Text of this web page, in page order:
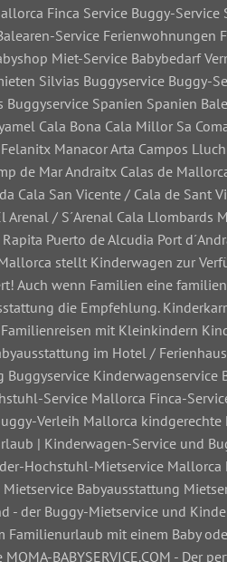
Finca Service Buggy-
Service Ferienwohnungen
Miet-Service Babybedarf
Silvias Buggyservice Buggy-
Spanien Spanien
Cala Bona Cala Millor Sa
Manacor Arta Campos
de Mar Andraitx Calas de
Cala San Vicente / Cala de Sant
Arenal / S´Arenal Cala
Puerto de Alcudia Port
stellt Kinderwagen zur
Auch wenn Familien eine
die Empfehlung.
mit Kleinkindern
im Hotel /
Kinderwagenservice
Service Mallorca Finca-
Verleih Mallorca kindgerechte
| Kinderwagen-Service und
Hochstuhl-Mietservice
Babyausstattung
- der Buggy-Mietservice und
Familienurlaub mit einem Baby
BABYSERVICE.COM - Der